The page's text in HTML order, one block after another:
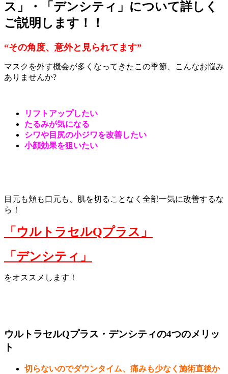
ス」・「デンシティ」について詳しく
ご説明します！！
“その角度、意外と見られてます”
マスクを外す機会が多くなってきたこの季節、こんなお悩み
ありませんか?
リフトアップしたい
たるみが気になる
シワや目尻の小ジワを改善したい
小顔効果を狙いたい
目元も頬も口元も、肌を切ることなく全部一気に改善するな
ら！
「ウルトラセルQプラス」
「デンシティ」
をオススメします！
ウルトラセルQプラス・デンシティの4つのメリッ
ト
切らないのでダウンタイム、痛みも少なく施術直後か